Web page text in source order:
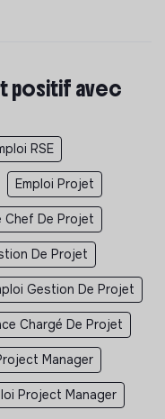
positif avec
RSE
Emploi Projet
Chef De Projet
De Projet
Gestion De Projet
Chargé De Projet
Manager
Project Manager